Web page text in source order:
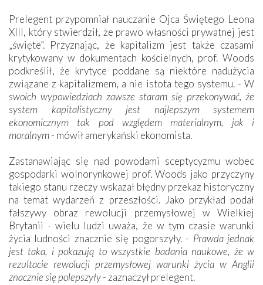
Prelegent przypomniał nauczanie Ojca Świętego Leona
XIII, który stwierdził, że prawo własności prywatnej jest
„święte”. Przyznając, że kapitalizm jest także czasami
krytykowany w dokumentach kościelnych, prof. Woods
podkreślił, że krytyce poddane są niektóre nadużycia
związane z kapitalizmem, a nie istota tego systemu. - W
swoich wypowiedziach zawsze staram się przekonywać, że
system kapitalistyczny jest najlepszym systemem
ekonomicznym tak pod względem materialnym, jak i
moralnym- mówił amerykański ekonomista.
Zastanawiając się nad powodami sceptycyzmu wobec
gospodarki wolnorynkowej prof. Woods jako przyczyny
takiego stanu rzeczy wskazał błędny przekaz historyczny
na temat wydarzeń z przeszłości. Jako przykład podał
fałszywy obraz rewolucji przemysłowej w Wielkiej
Brytanii - wielu ludzi uważa, że w tym czasie warunki
życia ludności znacznie się pogorszyły. - Prawda jednak
jest taka, i pokazują to wszystkie badania naukowe, że w
rezultacie rewolucji przemysłowej warunki życia w Anglii
znacznie się polepszyły- zaznaczył prelegent.